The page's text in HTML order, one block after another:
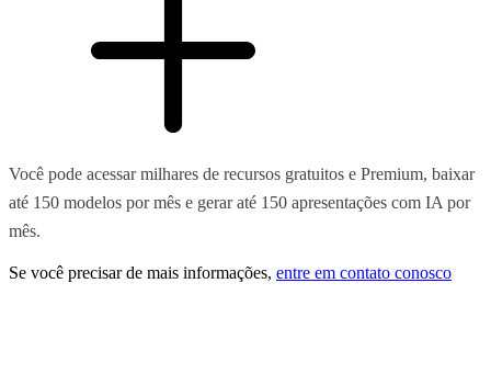
Você pode acessar milhares de recursos gratuitos e Premium, baixar
até 150 modelos por mês e gerar até 150 apresentações com IA por
mês.
Se você precisar de mais informações, entre em contato conosco